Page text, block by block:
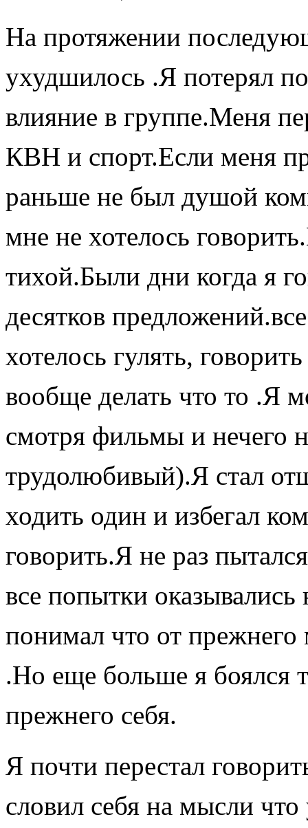
На протяжении
ухудшилось .Я потерял
влияние в группе.Меня
КВН и спорт.Если меня
раньше не был душой
мне не хотелось
тихой.Были дни когда я
десятков
хотелось гулять,
вообще делать что то .Я
смотря фильмы и нечего
трудолюбивый).Я стал
ходить один и избегал
говорить.Я не раз
все попытки
понимал что от прежнего
.Но еще больше я боялся
прежнего себя.
Я почти перестал
словил себя на мысли